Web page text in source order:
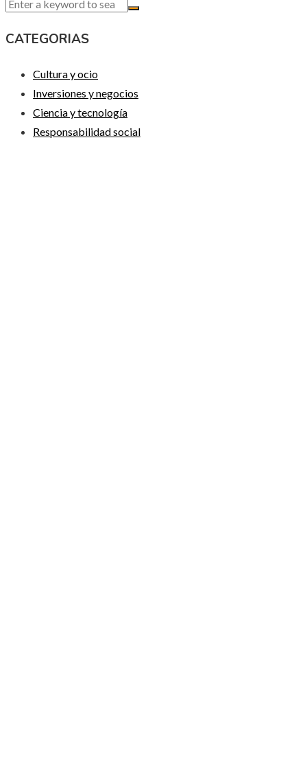
CATEGORIAS
Cultura y ocio
Inversiones y negocios
Ciencia y tecnología
Responsabilidad social